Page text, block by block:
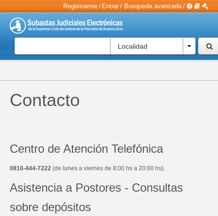
Registrarme / Entrar / Busqueda avanzada /
Localidad
Contacto
Centro de Atención Telefónica
0810-444-7222 (de lunes a viernes de 8:00 hs a 20:00 hs).
Asistencia a Postores - Consultas
sobre depósitos